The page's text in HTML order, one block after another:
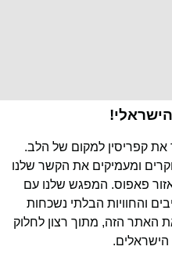
את קפריסין למקום של הלב.
ומעמיקים את הקשר שלנו
פאפוס. המפגש שלנו עם
והחוויות הבלתי נשכחות
האתר הזה, מתוך רצון לחלוק
הישראלים.